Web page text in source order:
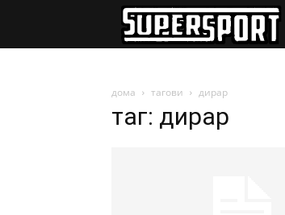
дома тагови дирар
таг: дирар